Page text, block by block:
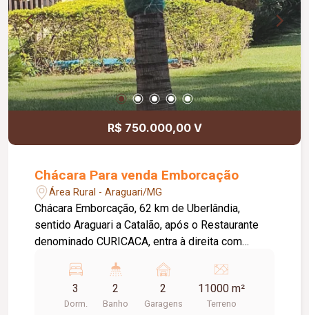
R$ 750.000,00 V
Chácara Para venda Emborcação
Área Rural - Araguari/MG
Chácara Emborcação, 62 km de Uberlândia,
sentido Araguari a Catalão, após o Restaurante
denominado CURICACA, entra à direita com
asfalto. 11 mil metros quadrados, 70 metros
beira de Represa, toda em alambrado, grande
pomar com diversas planta frutíferas, gramado,
3
Dorm.
2
Banho
2
Garagens
11000 m²
Terreno